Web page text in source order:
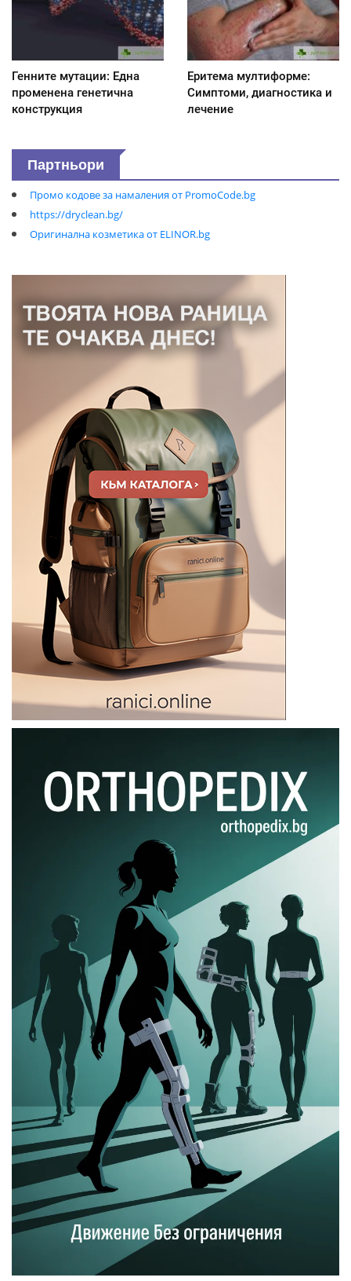
Генните мутации: Една
променена генетична
конструкция
Еритема мултиформе:
Симптоми, диагностика и
лечение
Партньори
Промо кодове за намаления от PromoCode.bg
https://dryclean.bg/
Оригинална козметика от ELINOR.bg